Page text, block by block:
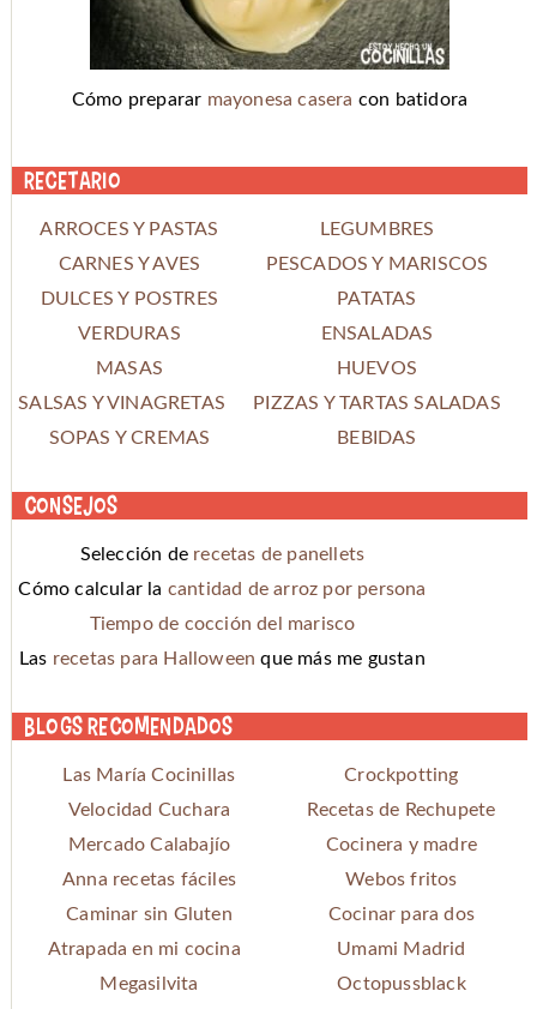
Cómo preparar mayonesa casera con batidora
Recetario
ARROCES Y PASTAS
LEGUMBRES
CARNES Y AVES
PESCADOS Y MARISCOS
DULCES Y POSTRES
PATATAS
VERDURAS
ENSALADAS
MASAS
HUEVOS
SALSAS Y VINAGRETAS
PIZZAS Y TARTAS SALADAS
SOPAS Y CREMAS
BEBIDAS
Consejos
Selección de recetas de panellets
Cómo calcular la cantidad de arroz por persona
Tiempo de cocción del marisco
Las recetas para Halloween que más me gustan
Blogs recomendados
Las María Cocinillas
Crockpotting
Velocidad Cuchara
Recetas de Rechupete
Mercado Calabajío
Cocinera y madre
Anna recetas fáciles
Webos fritos
Caminar sin Gluten
Cocinar para dos
Atrapada en mi cocina
Umami Madrid
Megasilvita
Octopussblack